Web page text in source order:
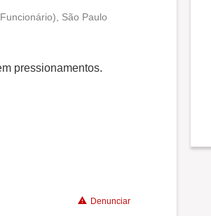
São Paulo
pressionamentos.
Denunciar